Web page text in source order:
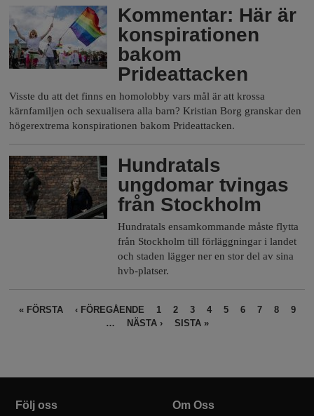
Kommentar: Här är
konspirationen
bakom
Prideattacken
Visste du att det finns en homolobby vars mål är att krossa
kärnfamiljen och sexualisera alla barn? Kristian Borg granskar den
högerextrema konspirationen bakom Prideattacken.
Hundratals
ungdomar tvingas
från Stockholm
Hundratals ensamkommande måste flytta
från Stockholm till förläggningar i landet
och staden lägger ner en stor del av sina
hvb-platser.
S
« FÖRSTA ‹ FÖREGÅENDE 1 2 3 4 5 6 7 8
9
…
NÄSTA › SISTA »
Följ oss Om Oss